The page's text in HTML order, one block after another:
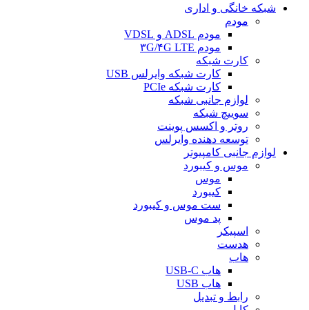
شبکه خانگی و اداری
مودم
مودم ADSL و VDSL
مودم ۳G/۴G LTE
کارت شبکه
کارت شبکه وایرلس USB
کارت شبکه PCIe
لوازم جانبی شبکه
سوییچ شبکه
روتر و اکسس پوینت
توسعه دهنده وایرلس
لوازم جانبی کامپیوتر
موس و کیبورد
موس
کیبورد
ست موس و کیبورد
پد موس
اسپیکر
هدست
هاب
هاب USB-C
هاب USB
رابط و تبدیل